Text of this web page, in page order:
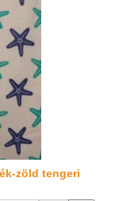
zöld tengeri